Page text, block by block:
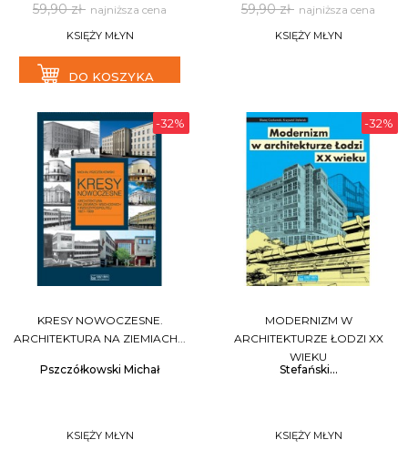
59,90 zł najniższa cena
KSIĘŻY MŁYN
DO KOSZYKA
59,90 zł najniższa cena
KSIĘŻY MŁYN
-32%
KRESY NOWOCZESNE.
ARCHITEKTURA NA ZIEMIACH...
Pszczółkowski Michał
KSIĘŻY MŁYN
-32%
MODERNIZM W
ARCHITEKTURZE ŁODZI XX
WIEKU
Stefański...
KSIĘŻY MŁYN